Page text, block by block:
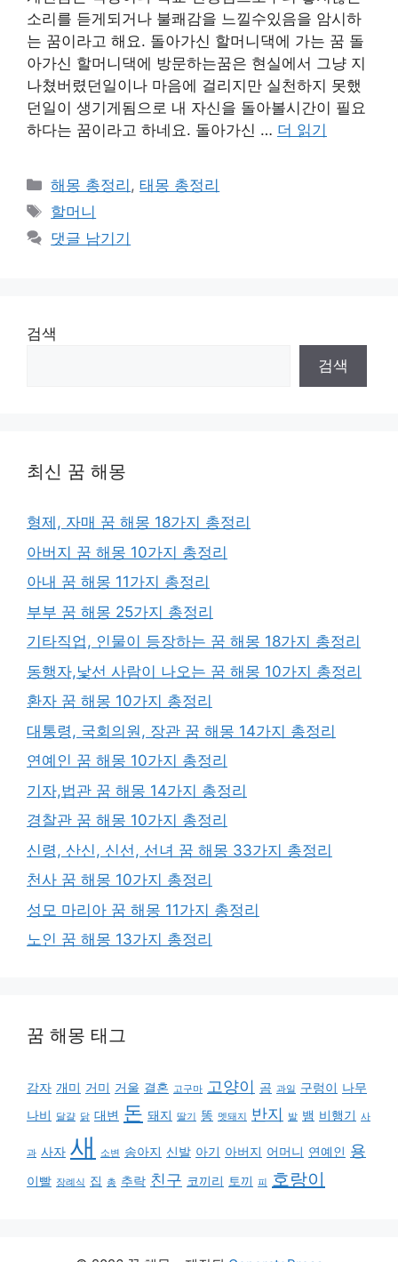
소리를 듣게되거나 불쾌감을 느낄수있음을 암시하
는 꿈이라고 해요. 돌아가신 할머니댁에 가는 꿈 돌
아가신 할머니댁에 방문하는꿈은 현실에서 그냥 지
나쳤버렸던일이나 마음에 걸리지만 실천하지 못했
던일이 생기게됨으로 내 자신을 돌아볼시간이 필요
하다는 꿈이라고 하네요. 돌아가신 … 더 읽기
카
테
리
해몽 총정리 ,태몽 총정리
태
그
할머니
댓글 남기기
검색
검색
최신 꿈 해몽
형제, 자매 꿈 해몽 18가지 총정리
아버지 꿈 해몽 10가지 총정리
아내 꿈 해몽 11가지 총정리
부부 꿈 해몽 25가지 총정리
기타직업, 인물이 등장하는 꿈 해몽 18가지 총정리
동행자,낯선 사람이 나오는 꿈 해몽 10가지 총정리
환자 꿈 해몽 10가지 총정리
대통령, 국회의원, 장관 꿈 해몽 14가지 총정리
연예인 꿈 해몽 10가지 총정리
기자,법관 꿈 해몽 14가지 총정리
경찰관 꿈 해몽 10가지 총정리
신령, 산신, 신선, 선녀 꿈 해몽 33가지 총정리
천사 꿈 해몽 10가지 총정리
성모 마리아 꿈 해몽 11가지 총정리
노인 꿈 해몽 13가지 총정리
꿈 해몽 태그
감자 개미 거미 거울 결혼 고구마 고양이 곰 과일 구렁이 나무
나비
달걀 닭 대변 돈 돼지 딸기 똥 멧돼지 반지 발 뱀 비행기 사
과 사자 새 소변 송아지 신발 아기 아버지 어머니 연예인 용
이빨 장례식 집 총 추락 친구 코끼리 토끼 피 호랑이